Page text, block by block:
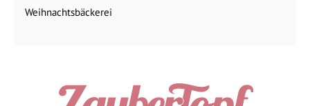
Weihnachtsbäckerei